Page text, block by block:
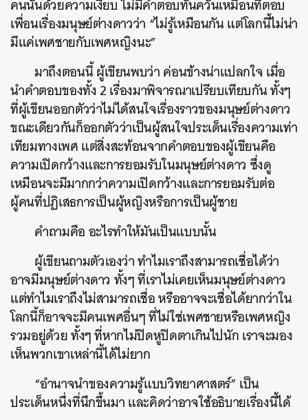
คนนั้นด้วยความเงียบ ไม่มีคำตอบทันควันเหมือนที่ตอบ
เพื่อนเรื่องมนุษย์ต่างดาวว่า “ไม่รู้เหมือนกัน แต่โลกนี้ไม่น่า
มีแค่เพศชายกับเพศหญิงนะ”
มาถึงตอนนี้ ผู้เขียนพบว่า ค่อนข้างน่าแปลกใจ เมื่อ
นำคำตอบของทั้ง 2 เรื่องมาพิจารณาเปรียบเทียบกัน ทั้งๆ
ที่ผู้เขียนออกตัวว่าไม่ได้สนใจเรื่องราวของมนุษย์ต่างดาว
ขณะเดียวกันก็ออกตัวว่าเป็นผู้สนใจประเด็นเรื่องความเท่า
เทียมทางเพศ แต่สิ่งสะท้อนจากคำตอบของผู้เขียนคือ
ความเปิดกว้างและการยอมรับในมนุษย์ต่างดาว ซึ่งดู
เหมือนจะมีมากกว่าความเปิดกว้างและการยอมรับต่อ
ผู้คนที่ปฏิเสธการเป็นผู้หญิงหรือการเป็นผู้ชาย
คำถามคือ อะไรทำให้มันเป็นแบบนั้น
ผู้เขียนถามตัวเองว่า ทำไมเราถึงสามารถเชื่อได้ว่า
อาจมีมนุษย์ต่างดาว ทั้งๆ ที่เราไม่เคยเห็นมนุษย์ต่างดาว
แต่ทำไมเราถึงไม่สามารถเชื่อ หรืออาจจะเชื่อได้ยากว่าใน
โลกนี้ก็อาจจะมีคนเพศอื่นๆ ที่ไม่ใช่เพศชายหรือเพศหญิง
รวมอยู่ด้วย ทั้งๆ ที่หากไม่ปิดหูปิดตาเกินไปนัก เราจะมอง
เห็นพวกเขาเหล่านี้ได้ไม่ยาก
“อำนาจนำของความรู้แบบวิทยาศาสตร์” เป็น
ประเด็นหนึ่งที่นึกขึ้นมา และคิดว่าอาจใช้อธิบายเรื่องนี้ได้
SHARE TWEET LINE EMAIL